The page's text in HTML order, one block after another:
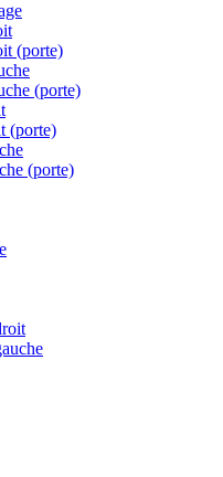
(porte)
(porte)
(porte)
(porte)